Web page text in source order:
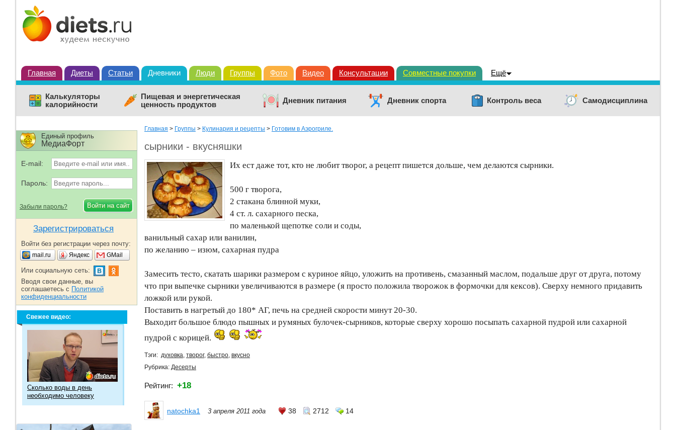
Главная Диеты Статьи Дневники Люди Группы Фото Видео Консультации Совместные покупки Ещё
Калькуляторы
калорийности
Пищевая и энергетическая
ценность продуктов
Дневник питания Дневник спорта Контроль веса Самодисциплина
Главная > Группы > Кулинария и рецепты > Готовим в Аэрогриле.
сырники - вкусняшки
Их ест даже тот, кто не любит творог, а рецепт пишется дольше, чем делаются сырники.
500 г творога,
2 стакана блинной муки,
4 ст. л. сахарного песка,
по маленькой щепотке соли и соды,
ванильный сахар или ванилин,
по желанию – изюм, сахарная пудра
Замесить тесто, скатать шарики размером с куриное яйцо, уложить на противень, смазанный маслом, подальше друг от друга, потому
что при выпечке сырники увеличиваются в размере (я просто положила творожок в формочки для кексов). Сверху немного придавить
ложкой или рукой.
Поставить в нагретый до 180* АГ, печь на средней скорости минут 20-30.
Выходит большое блюдо пышных и румяных булочек-сырников, которые сверху хорошо посыпать сахарной пудрой или сахарной
пудрой с корицей.
Тэги: духовка, творог, быстро, вкусно
Рубрика: Десерты
Рейтинг: +18
natochka1 3 апреля 2011 года 38 2712 14
Единый профиль
МедиаФорт
E-mail:
Пароль:
Забыли пароль?
Зарегистрироваться
Войти без регистрации через почту:
mail.ru Яндекс GMail
Или социальную сеть:
Вводя свои данные, вы
соглашаетесь с Политикой
конфиденциальности
Свежее видео:
Сколько воды в день
необходимо человеку